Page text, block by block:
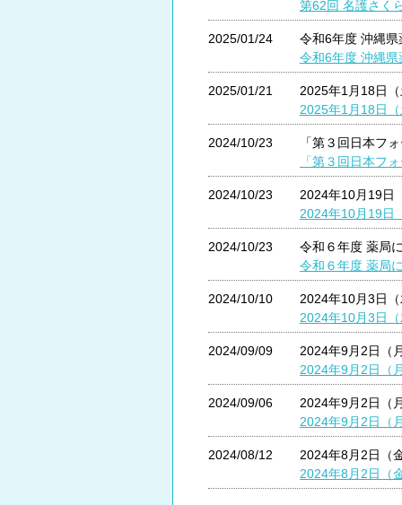
第62回 名護さく
2025/01/24
令和6年度 沖縄
令和6年度 沖縄
2025/01/21
2025年1月18日
2025年1月18日
2024/10/23
「第３回日本フ
「第３回日本フ
2024/10/23
2024年10月19日
2024年10月19日
2024/10/23
令和６年度 薬局
令和６年度 薬局
2024/10/10
2024年10月3日
2024年10月3日
2024/09/09
2024年9月2日（
2024年9月2日（
2024/09/06
2024年9月2日（
2024年9月2日（
2024/08/12
2024年8月2日（
2024年8月2日（